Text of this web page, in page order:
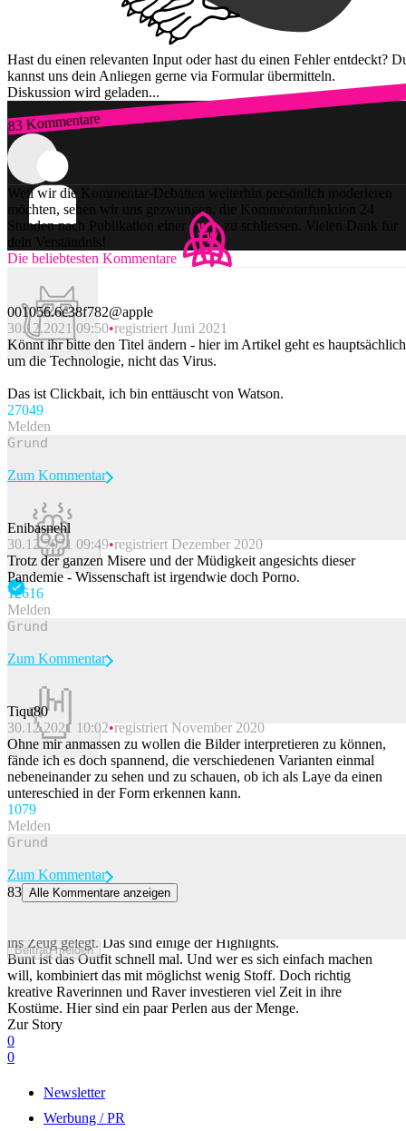
Hast du einen relevanten Input oder hast du einen Fehler entdeckt?
kannst uns dein Anliegen gerne via Formular übermitteln.
Diskussion wird geladen...
83 Kommentare
Zum Login
Weil wir die Kommentar-Debatten weiterhin persönlich moderieren
möchten, sehen wir uns gezwungen, die Kommentarfunktion 24
Stunden nach Publikation einer Story zu schliessen. Vielen Dank für
dein Verständnis!
Die beliebtesten Kommentare
001056.6c38f782@apple
30.12.2021 09:50 registriert Juni 2021
Könnt ihr bitte den Titel ändern - hier im Artikel geht es hauptsächlich
um die Technologie, nicht das Virus.
Das ist Clickbait, ich bin enttäuscht von Watson.
27049
Melden
Beitrag melden
Zum Kommentar
Enibasnehl
30.12.2021 09:49 registriert Dezember 2020
Trotz der ganzen Misere und der Müdigkeit angesichts dieser
Pandemie - Wissenschaft ist irgendwie doch Porno.
12616
Melden
Beitrag melden
Zum Kommentar
Tiqu80
30.12.2021 10:02 registriert November 2020
Ohne mir anmassen zu wollen die Bilder interpretieren zu können,
fände ich es doch spannend, die verschiedenen Varianten einmal
nebeneinander zu sehen und zu schauen, ob ich als Laye da einen
untereschied in der Form erkennen kann.
1079
Melden
Beitrag melden
Zum Kommentar
83 Alle Kommentare anzeigen
ins Zeug gelegt. Das sind einige der Highlights.
Bunt ist das Outfit schnell mal. Und wer es sich einfach machen
will, kombiniert das mit möglichst wenig Stoff. Doch richtig
kreative Raverinnen und Raver investieren viel Zeit in ihre
Kostüme. Hier sind ein paar Perlen aus der Menge.
Zur Story
0
0
Newsletter
Werbung / PR